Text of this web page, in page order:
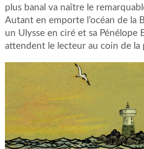
plus banal va naître le
Autant en emporte l’océan de la
un Ulysse en ciré et sa Pénélope
attendent le lecteur au coin de la